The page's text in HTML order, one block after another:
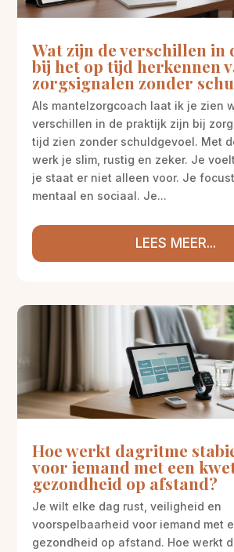
Wat zijn de verschillen
bij het op tijd herkennen
zorgsignalen zonder
Als mantelzorgcoach laat ik je zien
verschillen in de praktijk zijn bij
tijd zien zonder schuldgevoel. Met
werk je slim, rustig en zeker. Je
je staat er niet alleen voor. Je
mentaal en sociaal. Je...
LEES MEER...
Hoe werkt dagritme
voor iemand met een
gezondheid op afstand?
Je wilt elke dag rust, veiligheid en
voorspelbaarheid voor iemand met
gezondheid op afstand. Hoe werkt